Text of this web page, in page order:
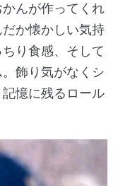
んが作ってくれ
か懐かしい気持
り食感、そして
飾り気がなくシ
憶に残るロール